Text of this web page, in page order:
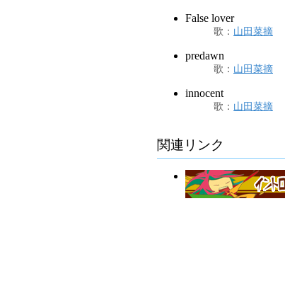
False lover
歌 ： 山田菜摘
predawn
歌 ： 山田菜摘
innocent
歌 ： 山田菜摘
関連リンク